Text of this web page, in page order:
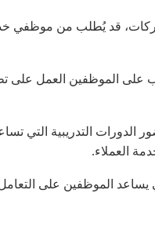
قد يُطلب من موظفي خدمة
على الموظفين العمل على
التدريبية التي
العملاء.
الموظفين على